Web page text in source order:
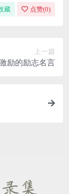
藏 点赞(0)
上一篇
励的励志名言